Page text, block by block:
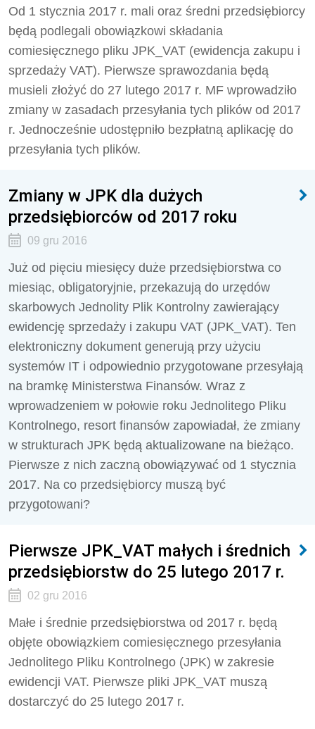
Od 1 stycznia 2017 r. mali oraz średni przedsiębiorcy
będą podlegali obowiązkowi składania
comiesięcznego pliku JPK_VAT (ewidencja zakupu i
sprzedaży VAT). Pierwsze sprawozdania będą
musieli złożyć do 27 lutego 2017 r. MF wprowadziło
zmiany w zasadach przesyłania tych plików od 2017
r. Jednocześnie udostępniło bezpłatną aplikację do
przesyłania tych plików.
Zmiany w JPK dla dużych
przedsiębiorców od 2017 roku
09 gru 2016
Już od pięciu miesięcy duże przedsiębiorstwa co
miesiąc, obligatoryjnie, przekazują do urzędów
skarbowych Jednolity Plik Kontrolny zawierający
ewidencję sprzedaży i zakupu VAT (JPK_VAT). Ten
elektroniczny dokument generują przy użyciu
systemów IT i odpowiednio przygotowane przesyłają
na bramkę Ministerstwa Finansów. Wraz z
wprowadzeniem w połowie roku Jednolitego Pliku
Kontrolnego, resort finansów zapowiadał, że zmiany
w strukturach JPK będą aktualizowane na bieżąco.
Pierwsze z nich zaczną obowiązywać od 1 stycznia
2017. Na co przedsiębiorcy muszą być
przygotowani?
Pierwsze JPK_VAT małych i średnich
przedsiębiorstw do 25 lutego 2017 r.
02 gru 2016
Małe i średnie przedsiębiorstwa od 2017 r. będą
objęte obowiązkiem comiesięcznego przesyłania
Jednolitego Pliku Kontrolnego (JPK) w zakresie
ewidencji VAT. Pierwsze pliki JPK_VAT muszą
dostarczyć do 25 lutego 2017 r.